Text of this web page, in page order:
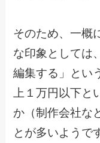
そのため、一概
な印象としては
編集する」とい
上１万円以下と
か（制作会社な
とが多いようで